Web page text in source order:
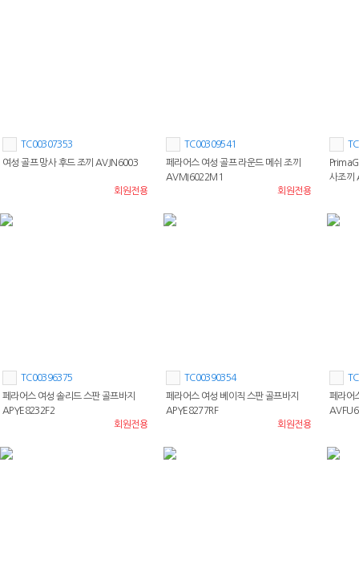
TC00307353
여성 골프 망사 후드 조끼 AVJN6003
회원전용
TC00309541
페라어스 여성 골프 라운드 메쉬 조끼
AVMI6022M1
회원전용
사조끼
TC00396375
페라어스 여성 솔리드 스판 골프바지
APYE8232F2
회원전용
TC00390354
페라어스 여성 베이직 스판 골프바지
APYE8277RF
회원전용
페라어